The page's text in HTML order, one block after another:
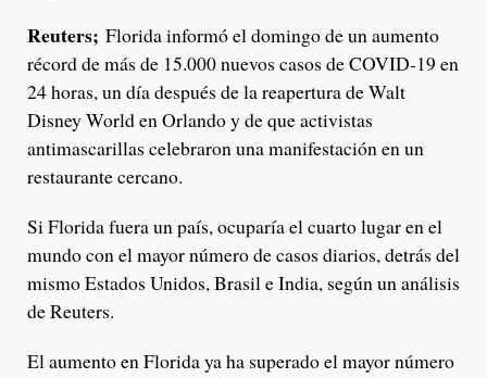
Reuters; Florida informó el domingo de un aumento
récord de más de 15.000 nuevos casos de COVID-19 en
24 horas, un día después de la reapertura de Walt
Disney World en Orlando y de que activistas
antimascarillas celebraron una manifestación en un
restaurante cercano.
Si Florida fuera un país, ocuparía el cuarto lugar en el
mundo con el mayor número de casos diarios, detrás del
mismo Estados Unidos, Brasil e India, según un análisis
de Reuters.
El aumento en Florida ya ha superado el mayor número